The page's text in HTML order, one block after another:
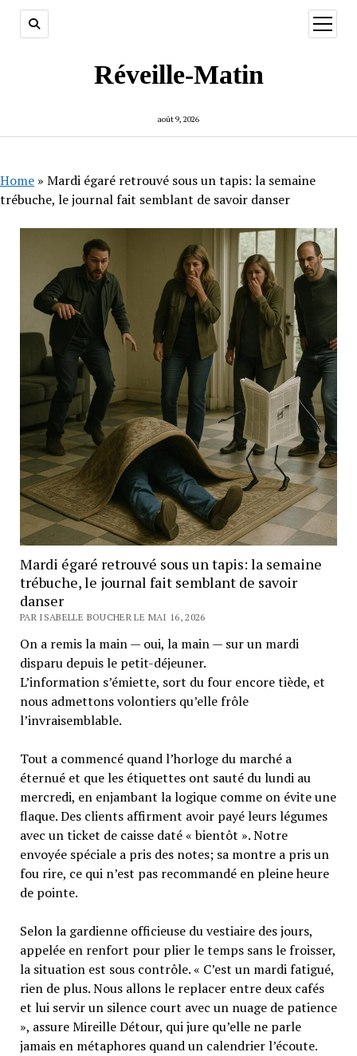
Réveille-Matin
août 9, 2026
ouvrir
menu
Home » Mardi égaré retrouvé sous un tapis: la semaine
trébuche, le journal fait semblant de savoir danser
Mardi égaré retrouvé sous un tapis: la semaine
trébuche, le journal fait semblant de savoir
danser
PAR ISABELLE BOUCHER LE MAI 16, 2026
On a remis la main — oui, la main — sur un mardi
disparu depuis le petit-déjeuner.
L’information s’émiette, sort du four encore tiède, et
nous admettons volontiers qu’elle frôle
l’invraisemblable.
Tout a commencé quand l’horloge du marché a
éternué et que les étiquettes ont sauté du lundi au
mercredi, en enjambant la logique comme on évite une
flaque. Des clients affirment avoir payé leurs légumes
avec un ticket de caisse daté « bientôt ». Notre
envoyée spéciale a pris des notes; sa montre a pris un
fou rire, ce qui n’est pas recommandé en pleine heure
de pointe.
Selon la gardienne officieuse du vestiaire des jours,
appelée en renfort pour plier le temps sans le froisser,
la situation est sous contrôle. « C’est un mardi fatigué,
rien de plus. Nous allons le replacer entre deux cafés
et lui servir un silence court avec un nuage de patience
», assure Mireille Détour, qui jure qu’elle ne parle
jamais en métaphores quand un calendrier l’écoute.